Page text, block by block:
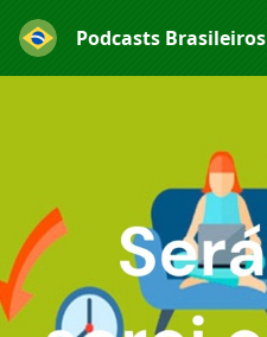
Podcasts Brasileiros